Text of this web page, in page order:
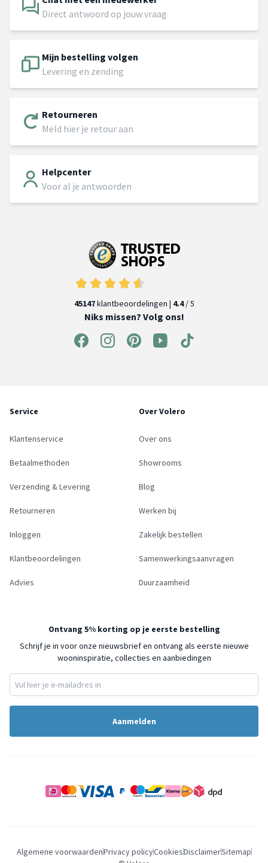
Direct antwoord op jouw vraag
Mijn bestelling volgen
Levering en zending
Retourneren
Meld hier je retour aan
Helpcenter
Voor al je antwoorden
45147klantbeoordelingen | 4.4/ 5
Niks missen? Volg ons!
Service
Klantenservice
Betaalmethoden
Verzending & Levering
Retourneren
Inloggen
Klantbeoordelingen
Advies
Over Volero
Over ons
Showrooms
Blog
Werken bij
Zakelijk bestellen
Samenwerkingsaanvragen
Duurzaamheid
Ontvang 5% korting op je eerste bestelling
Schrijf je in voor onze nieuwsbrief en ontvang als eerste nieuwe
wooninspiratie, collecties en aanbiedingen
Aanmelden
Algemene voorwaardenPrivacy policyCookiesDisclaimerSitemap